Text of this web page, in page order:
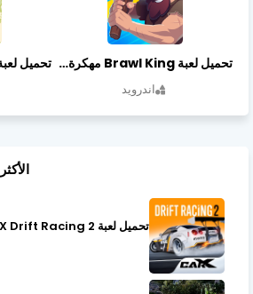
تحميل لعبة Brawl King مهكرة أخر إصدار
اندرويد